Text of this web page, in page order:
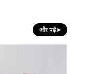
और पढ़ें➤